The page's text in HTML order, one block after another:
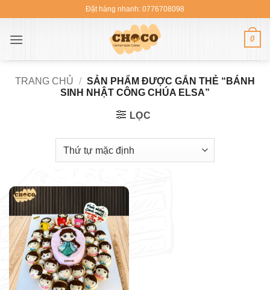
nội
Đặt hàng nhanh: 0776708098
0
TRANG CHỦ / SẢN PHẨM ĐƯỢC GẮN THẺ “BÁNH
SINH NHẬT CÔNG CHÚA ELSA”
LỌC